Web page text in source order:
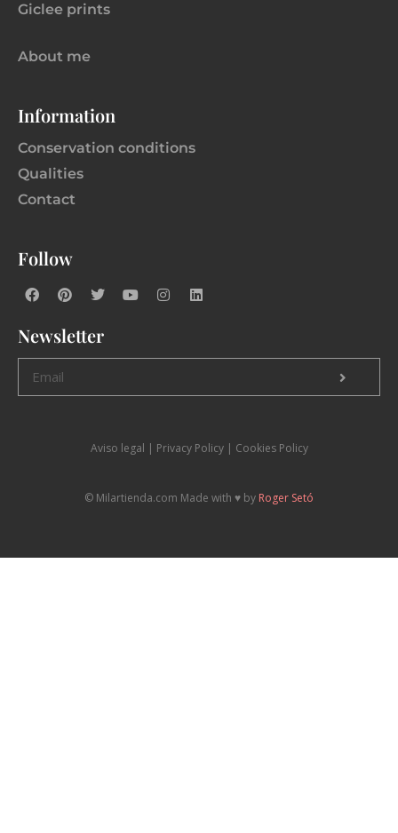
Giclee prints
About me
Information
Conservation conditions
Qualities
Contact
Follow
Newsletter
Aviso legal | Privacy Policy | Cookies Policy
© Milartienda.com Made with ♥️ by Roger Setó